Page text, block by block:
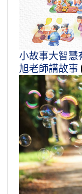
小故事大智
旭老師講故事